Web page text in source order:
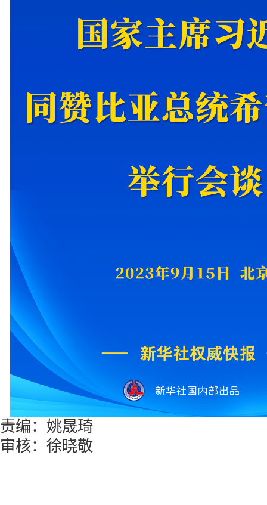
责编：姚晟琦
审核：徐晓敬